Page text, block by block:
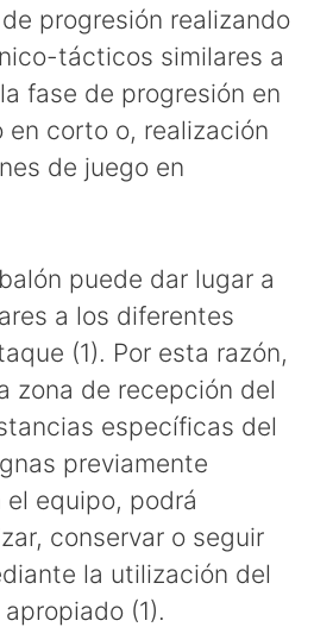
progresión realizando
tácticos similares a
fase de progresión en
en corto o, realización
de juego en
puede dar lugar a
a los diferentes
(1). Por esta razón,
zona de recepción del
específicas del
previamente
equipo, podrá
conservar o seguir
la utilización del
(1).